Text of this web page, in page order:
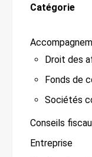
Catégorie
Droit des
Fonds de
Sociétés
Conseils
Entreprise